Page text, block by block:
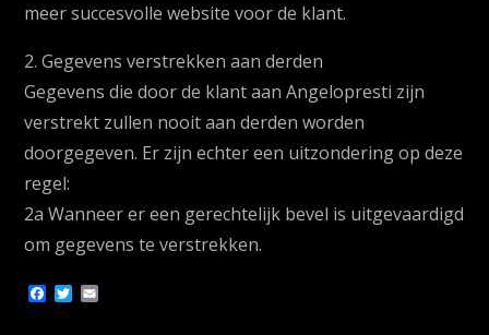
meer succesvolle website voor de klant.
2. Gegevens verstrekken aan derden
Gegevens die door de klant aan Angelopresti zijn
verstrekt zullen nooit aan derden worden
doorgegeven. Er zijn echter een uitzondering op deze
regel:
2a Wanneer er een gerechtelijk bevel is uitgevaardigd
om gegevens te verstrekken.
F T